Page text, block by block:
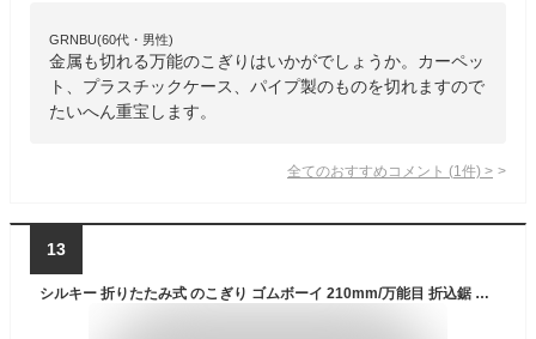
GRNBU(60代・男性)
金属も切れる万能のこぎりはいかがでしょうか。カーペッ
ト、プラスチックケース、パイプ製のものを切れますので
たいへん重宝します。
全てのおすすめコメント (1 件) >
13
シルキー 折りたたみ式 のこぎり ゴムボーイ 210mm/万能目 折込鋸 プロ用 林業 剪定 鋸 ノコギリ 土木 大工道具